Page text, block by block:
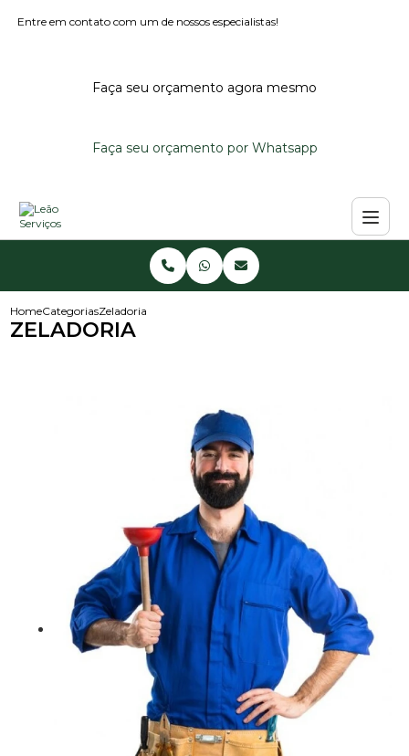
Entre em contato com um de nossos especialistas!
Faça seu orçamento agora mesmo
Faça seu orçamento por Whatsapp
HomeCategoriasZeladoria
ZELADORIA